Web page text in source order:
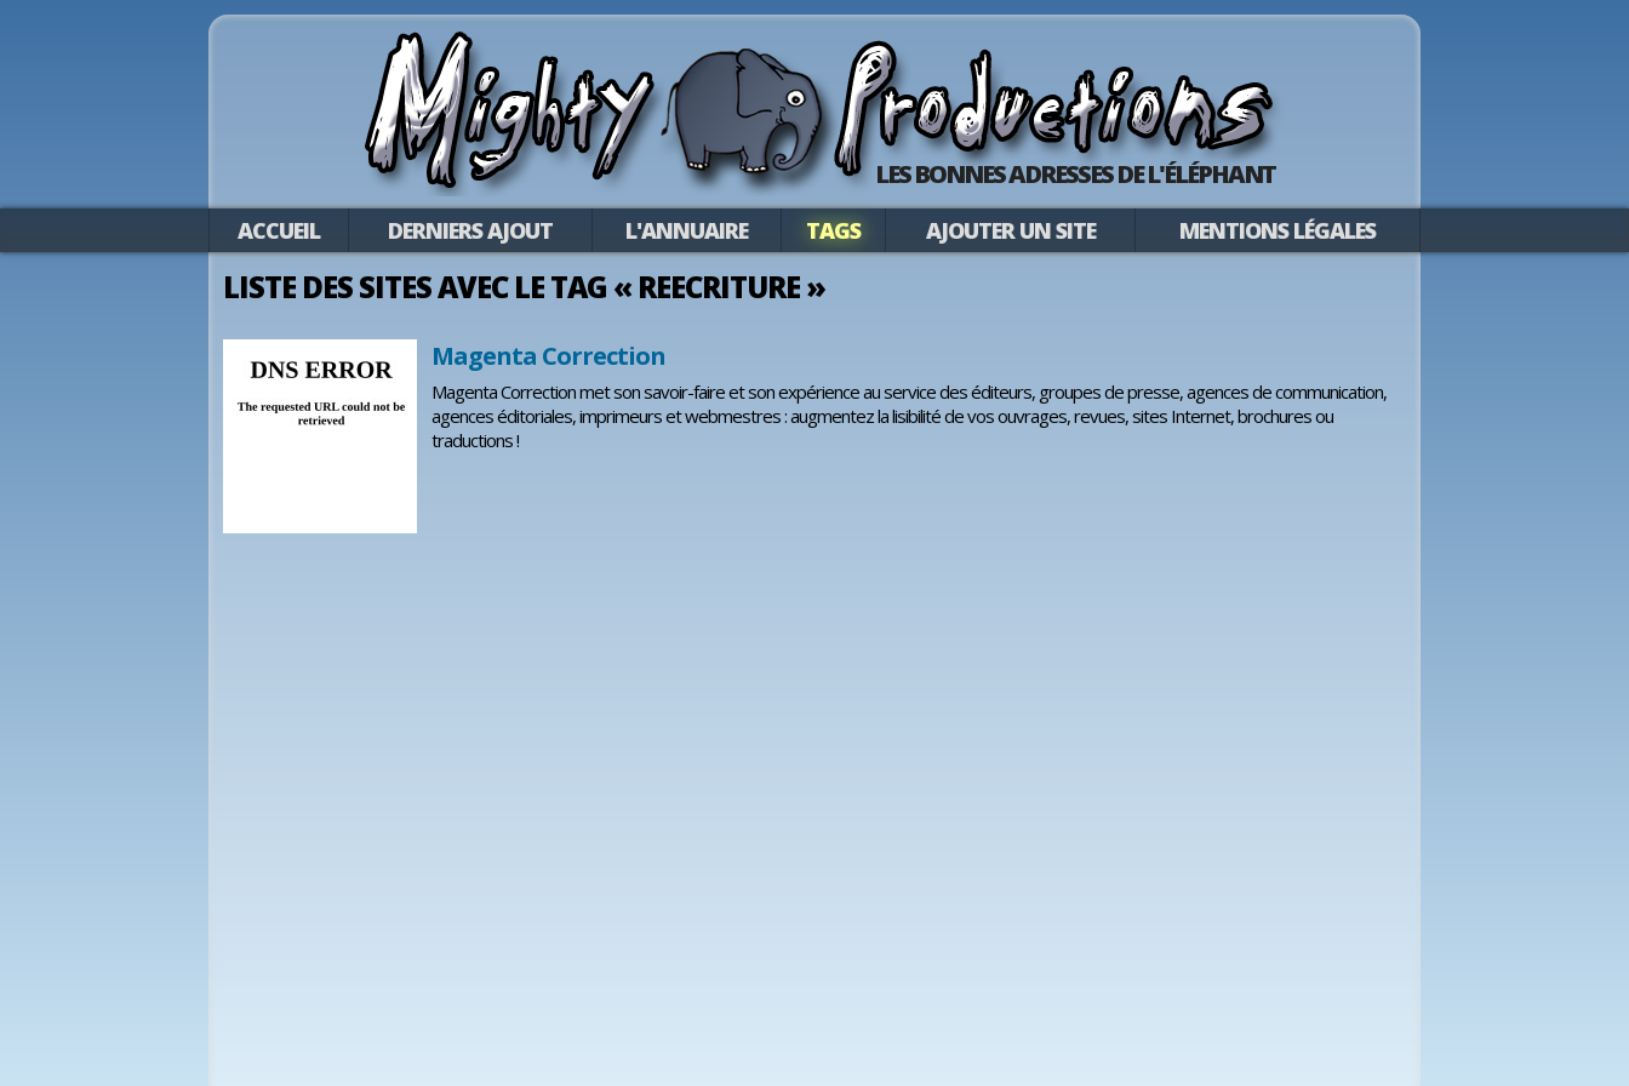
LES BONNES ADRESSES DE L'ÉLÉPHANT
ACCUEIL DERNIERS AJOUT L'ANNUAIRE TAGS AJOUTER UN SITE MENTIONS LÉGALES
LISTE DES SITES AVEC LE TAG « REECRITURE »
Magenta Correction
Magenta Correction met son savoir-faire et son expérience au service des éditeurs, groupes de presse, agences de communication,
agences éditoriales, imprimeurs et webmestres : augmentez la lisibilité de vos ouvrages, revues, sites Internet, brochures ou
traductions !